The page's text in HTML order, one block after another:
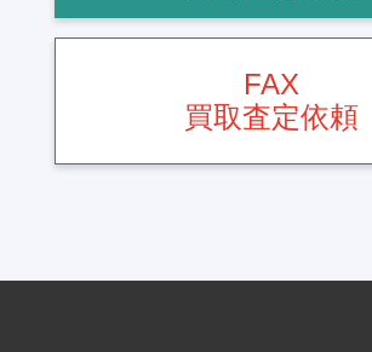
FAX
買取査定依頼